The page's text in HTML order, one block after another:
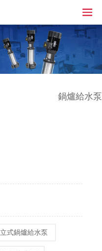
鍋爐給水泵
立式鍋爐給水泵